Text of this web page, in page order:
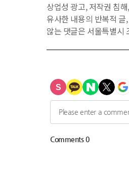
상업성 광고, 저작권 침
유사한 내용의 반복적
않는 댓글은 서울특별시